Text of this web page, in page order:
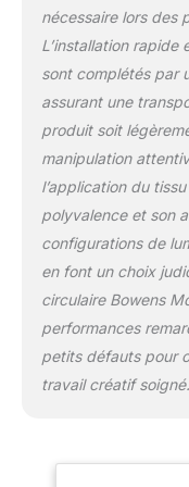
nécessaire lors des
L’installation rapide
sont complétés par
assurant une
produit soit
manipulation
l’application du
polyvalence et son
configurations de
en font un choix
circulaire Bowens
performances
petits défauts pour
travail créatif soigné.